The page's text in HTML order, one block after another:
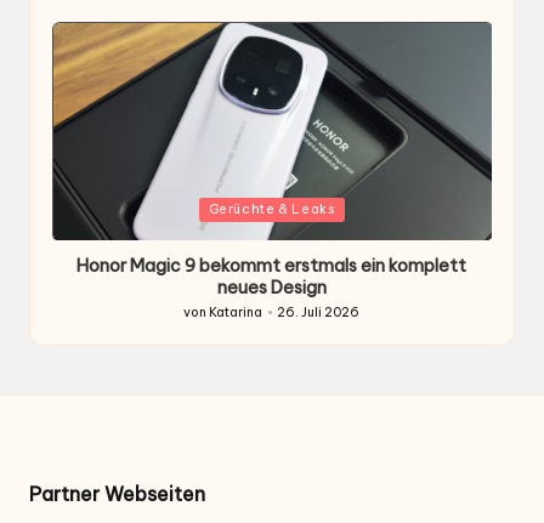
Gepostet
Gerüchte & Leaks
Honor Magic 9 bekommt erstmals ein komplett
neues Design
Gepostet
von
von Katarina 26. Juli 2026
Partner Webseiten